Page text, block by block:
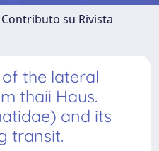
Contributo su Rivista
the lateral
thaii Haus.
and its
transit.